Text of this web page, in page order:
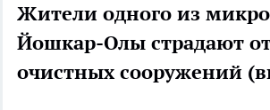
Жители одного из
Йошкар-Олы страдают
очистных сооружений